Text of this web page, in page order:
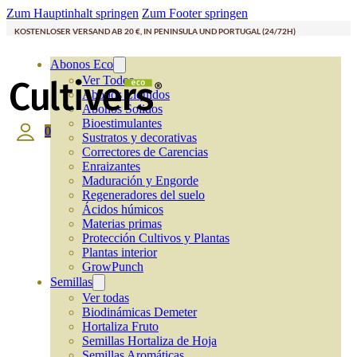
Zum Hauptinhalt springen Zum Footer springen
KOSTENLOSER VERSAND AB 20 €, IN PENINSULA UND PORTUGAL (24/72H)
Abonos Eco
Ver Todos
Abonos Líquidos
Abonos Solidos
Bioestimulantes
Sustratos y decorativas
Correctores de Carencias
Enraizantes
Maduración y Engorde
Regeneradores del suelo
Ácidos húmicos
Materias primas
Protección Cultivos y Plantas
Plantas interior
GrowPunch
Semillas
Ver todas
Biodinámicas Demeter
Hortaliza Fruto
Semillas Hortaliza de Hoja
0